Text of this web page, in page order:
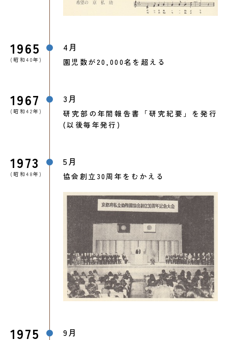
1965
(昭和40年)
4月
園児数が20,000名を超える
1967
(昭和42年)
3月
研究部の年間報告書「研究紀要」を発行
(以後毎年発行)
1973
(昭和48年)
5月
協会創立30周年をむかえる
1975 9月